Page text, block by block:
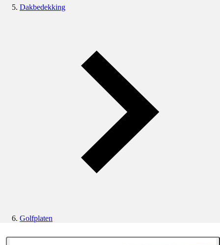
Dakbedekking
Golfplaten